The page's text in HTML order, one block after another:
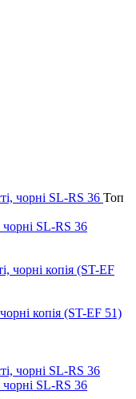
Топ
SL-RS 36
копія (ST-EF 51)
SL-RS 36